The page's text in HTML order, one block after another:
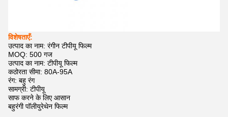
विशेषताएँ:
उत्पाद का नाम: रंगीन टीपीयू फिल्म
MOQ: 500 गज
उत्पाद का नाम: टीपीयू फिल्म
कठोरता सीमा: 80A-95A
रंग: बहु रंग
सामग्री: टीपीयू
साफ करने के लिए आसान
बहुरंगी पॉलीयुरेथेन फिल्म